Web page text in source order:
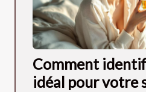
Comment
idéal pour votre